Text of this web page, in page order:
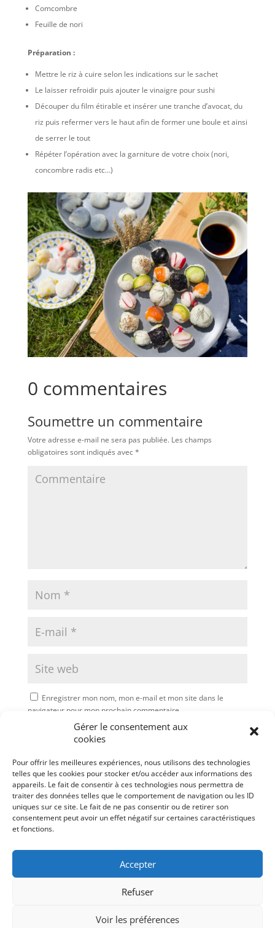
Gérer le consentement aux
cookies
Pour offrir les meilleures expériences, nous utilisons des technologies
telles que les cookies pour stocker et/ou accéder aux informations des
appareils. Le fait de consentir à ces technologies nous permettra de
traiter des données telles que le comportement de navigation ou les ID
uniques sur ce site. Le fait de ne pas consentir ou de retirer son
consentement peut avoir un effet négatif sur certaines caractéristiques
et fonctions.
Accepter
Refuser
Voir les préférences
Comcombre
Feuille de nori
Préparation :
Mettre le riz à cuire selon les indications sur le sachet
Le laisser refroidir puis ajouter le vinaigre pour sushi
Découper du film étirable et insérer une tranche d’avocat, du
riz puis refermer vers le haut afin de former une boule et ainsi
de serrer le tout
Répéter l’opération avec la garniture de votre choix (nori,
concombre radis etc…)
0 commentaires
Soumettre un commentaire
Votre adresse e-mail ne sera pas publiée.Les champs
obligatoires sont indiqués avec*
Enregistrer mon nom, mon e-mail et mon site dans le
navigateur pour mon prochain commentaire.
Soumettre le commentaire
Politique de cookies (UE)